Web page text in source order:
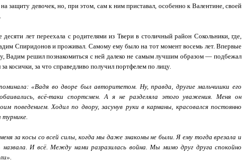
на защиту девочек, но, при этом, сам к ним приставал, особенно к Валентине, своей
десяти лет переехала с родителями из Твери в столичный район Сокольники, где,
Спиридонов и проживал. Самому ему было на тот момент восемь лет. Впервые
Вадим решил познакомиться с ней далеко не самым лучшим образом — подбежал
за косички, за что справедливо получил портфелем по лицу.
«Вадя во дворе был авторитетом. Ну, правда, другие мальчишки его
всё-таки спортсмен. А я не разделяла этого уважения. Меня он
поведением. Ходил по двору, засунув руки в карманы, красовался постоянно
турнике.
за косы со всей силы, когда мы даже знакомы не были. Я ему тогда врезала и
назвала. И всё. Между нами разразилась война. Мы мимо друг друга спокойно